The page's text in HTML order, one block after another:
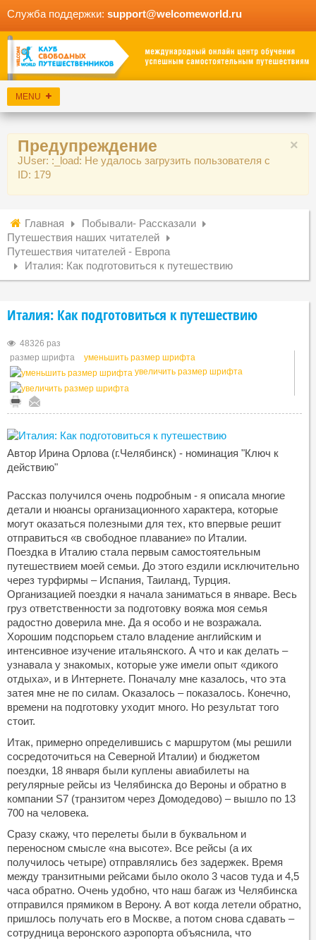
Служба поддержки: support@welcomeworld.ru
×
Предупреждение
JUser: :_load: Не удалось загрузить пользователя с
ID: 179
Главная
Побывали- Рассказали
Путешествия наших читателей
Путешествия читателей - Европа
Италия: Как подготовиться к путешествию
Италия: Как подготовиться к путешествию
48326 раз
размер шрифта
уменьшить размер шрифта
увеличить размер шрифта
Автор Ирина Орлова (г.Челябинск) - номинация "Ключ к
действию"
Рассказ получился очень подробным - я описала многие
детали и нюансы организационного характера, которые
могут оказаться полезными для тех, кто впервые решит
отправиться «в свободное плавание» по Италии.
Поездка в Италию стала первым самостоятельным
путешествием моей семьи. До этого ездили исключительно
через турфирмы – Испания, Таиланд, Турция.
Организацией поездки я начала заниматься в январе. Весь
груз ответственности за подготовку вояжа моя семья
радостно доверила мне. Да я особо и не возражала.
Хорошим подспорьем стало владение английским и
интенсивное изучение итальянского. А что и как делать –
узнавала у знакомых, которые уже имели опыт «дикого
отдыха», и в Интернете. Поначалу мне казалось, что эта
затея мне не по силам. Оказалось – показалось. Конечно,
времени на подготовку уходит много. Но результат того
стоит.
Итак, примерно определившись с маршрутом (мы решили
сосредоточиться на Северной Италии) и бюджетом
поездки, 18 января были куплены авиабилеты на
регулярные рейсы из Челябинска до Вероны и обратно в
компании S7 (транзитом через Домодедово) – вышло по 13
700 на человека.
Сразу скажу, что перелеты были в буквальном и
переносном смысле «на высоте». Все рейсы (а их
получилось четыре) отправлялись без задержек. Время
между транзитными рейсами было около 3 часов туда и 4,5
часа обратно. Очень удобно, что наш багаж из Челябинска
отправился прямиком в Верону. А вот когда летели обратно,
пришлось получать его в Москве, а потом снова сдавать –
сотрудница веронского аэропорта объяснила, что